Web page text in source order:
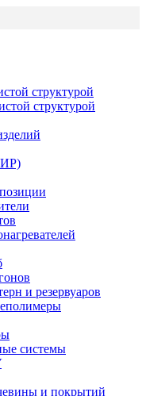
структурой
структурой
и резервуаров
системы
и покрытий